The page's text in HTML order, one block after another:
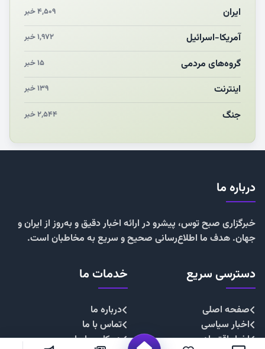
چرایی «استقبال از آقای ایران»
انقلاب مردمی و مردم انقلابی
مرگ خاموش زیست‌محیطی در منطقه تربت‌جام
ایران ۴,۵۰۹ خبر
آمریکا-اسرائیل ۱,۹۷۲ خبر
گروه‌های مردمی ۱۵ خبر
اینترنت ۱۳۹ خبر
جنگ ۲,۵۴۴ خبر
درباره ما
خبرگزاری صبح توس، پیشرو در ارائه اخبار دقیق و به‌روز از ایران و
جهان. هدف ما اطلاع‌رسانی صحیح و سریع به مخاطبان است.
دسترسی سریع
صفحه اصلی
اخبار سیاسی
اخبار اقتصادی
خدمات ما
درباره ما
تماس با ما
همکاری با ما